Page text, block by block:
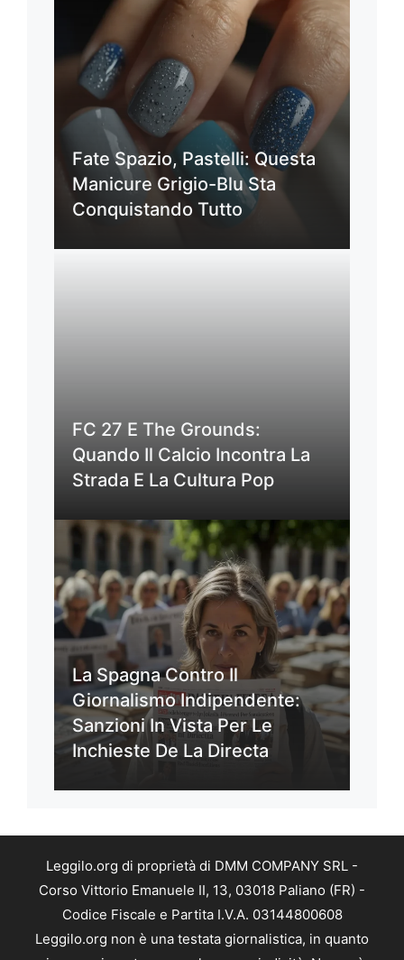
Fate Spazio, Pastelli: Questa
Manicure Grigio-Blu Sta
Conquistando Tutto
FC 27 E The Grounds:
Quando Il Calcio Incontra La
Strada E La Cultura Pop
La Spagna Contro Il
Giornalismo Indipendente:
Sanzioni In Vista Per Le
Inchieste De La Directa
Leggilo.org di proprietà di DMM COMPANY SRL -
Corso Vittorio Emanuele II, 13, 03018 Paliano (FR) -
Codice Fiscale e Partita I.V.A. 03144800608
Leggilo.org non è una testata giornalistica, in quanto